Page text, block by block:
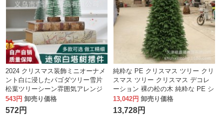
2024 クリスマス装飾ミニオーナメ
ント白に浸したパゴダツリー雪片
松葉ツリーシーン雰囲気アレンジ
メント杉松葉
543円 卸売り価格
572円
純粋な PE クリスマス ツリー クリ
スマス ツリー クリスマス デコレ
ーション 裸の松の木 純粋な PE シ
ミュレーション暗号化されたクリ
スマス ツリー
13,042円 卸売り価格
13,728円